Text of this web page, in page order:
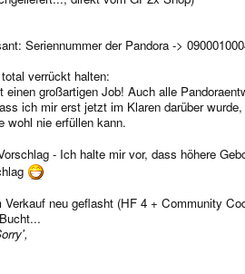
Seriennummer der Pandora ->
verrückt halten:
einen großartigen Job! Auch alle
ich mir erst jetzt im Klaren darüber
wohl nie erfüllen kann.
- Ich halte mir vor, dass höhere
Verkauf neu geflasht (HF 4 + Community